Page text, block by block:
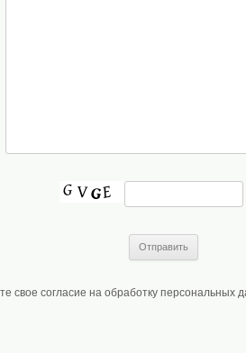
свое согласие на обработку персональных